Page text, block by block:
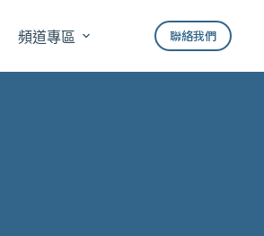
頻道專區 聯絡我們